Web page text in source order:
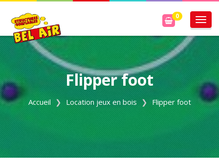
0
Flipper foot
Accueil Location jeux en bois Flipper foot